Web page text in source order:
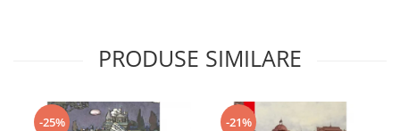
PRODUSE SIMILARE
-25% -21%